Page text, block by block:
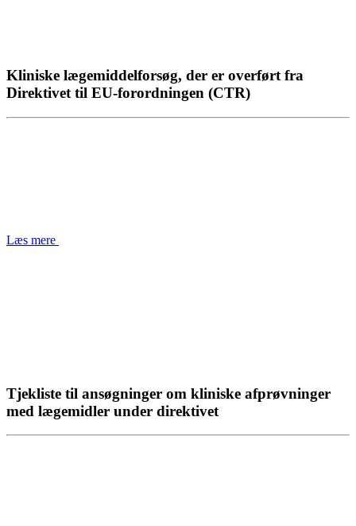
Kliniske lægemiddelforsøg, der er overført fra
Direktivet til EU-forordningen (CTR)
Læs mere
Tjekliste til ansøgninger om kliniske afprøvninger
med lægemidler under direktivet